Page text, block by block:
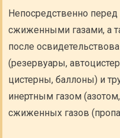
Непосредственно
сжиженными газами, а
после
(резервуары,
цистерны, баллоны) и
инертным газом
сжиженных газов